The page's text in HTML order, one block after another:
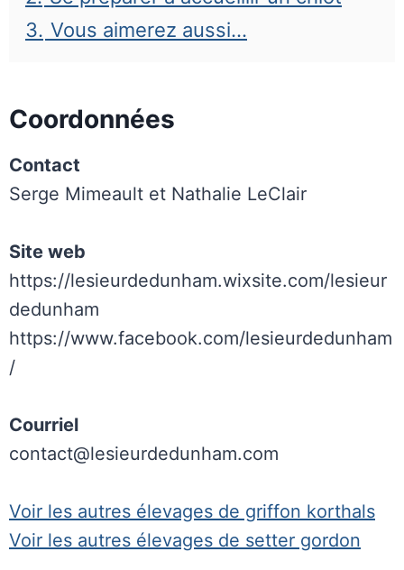
3. Vous aimerez aussi…
Coordonnées
Contact
Serge Mimeault et Nathalie LeClair
Site web
https://lesieurdedunham.wixsite.com/lesieur
dedunham
https://www.facebook.com/lesieurdedunham
/
Courriel
contact@lesieurdedunham.com
Voir les autres élevages de griffon korthals
Voir les autres élevages de setter gordon